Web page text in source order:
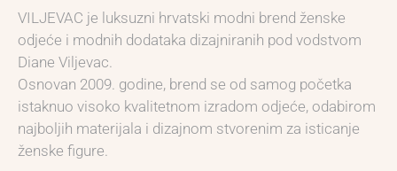
VILJEVAC je luksuzni hrvatski modni brend ženske
odjeće i modnih dodataka dizajniranih pod vodstvom
Diane Viljevac.
Osnovan 2009. godine, brend se od samog početka
istaknuo visoko kvalitetnom izradom odjeće, odabirom
najboljih materijala i dizajnom stvorenim za isticanje
ženske figure.